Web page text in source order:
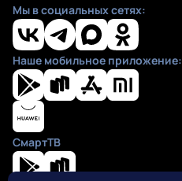
Мы в социальных сетях:
Наше мобильное приложение:
СмартТВ